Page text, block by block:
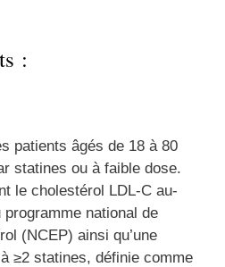
:
patients âgés de 18 à 80
statines ou à faible dose.
le cholestérol LDL-C au-
national de
(NCEP) ainsi qu’une
≥2 statines, définie comme